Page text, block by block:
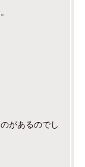
があるのでし